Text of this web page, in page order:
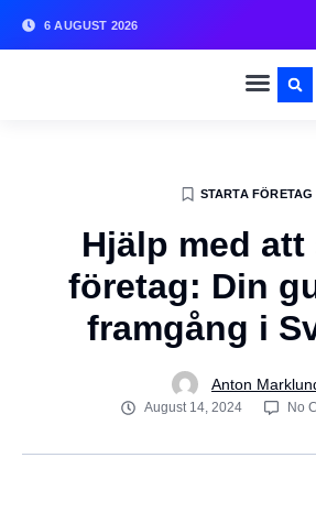
6 AUGUST 2026
STARTA FÖRETAG
Hjälp med
företag: Din
framgång i
Anton
August 14, 2024 No